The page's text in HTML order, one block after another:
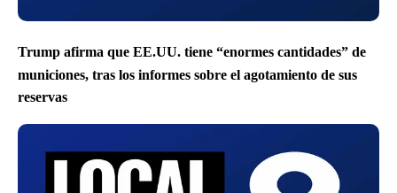
Trump afirma que EE.UU. tiene “enormes cantidades” de
municiones, tras los informes sobre el agotamiento de sus
reservas